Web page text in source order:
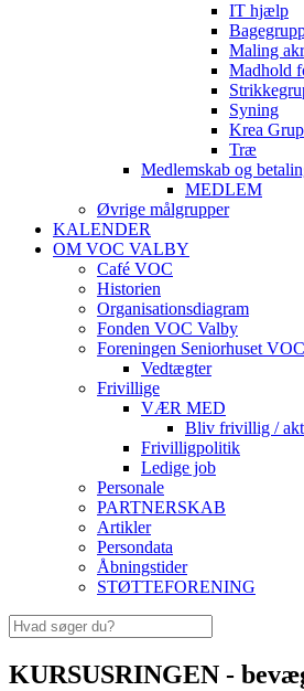
IT hjælp
Maling
Madhold
Syning
Krea
Træ
Medlemskab og
MEDLEM
Øvrige målgrupper
KALENDER
OM VOC VALBY
Café VOC
Historien
Organisationsdiagram
Fonden VOC Valby
Foreningen Seniorhuset
Vedtægter
Frivillige
VÆR MED
Bliv frivillig /
Frivilligpolitik
Ledige job
Personale
PARTNERSKAB
Artikler
Persondata
Åbningstider
STØTTEFORENING
KURSUSRINGEN -